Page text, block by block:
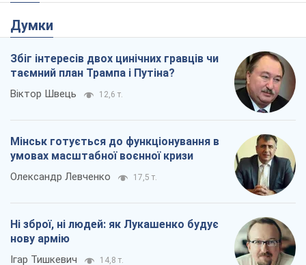
Думки
Збіг інтересів двох цинічних гравців чи
таємний план Трампа і Путіна?
Віктор Швець 12,6 т.
Мінськ готується до функціонування в
умовах масштабної воєнної кризи
Олександр Левченко 17,5 т.
Ні зброї, ні людей: як Лукашенко будує
нову армію
Ігар Тишкевич 14,8 т.